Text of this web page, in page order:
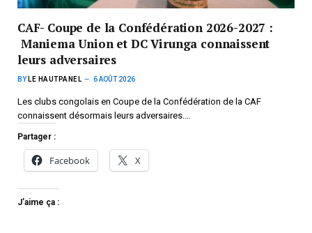
CAF- Coupe de la Confédération 2026-2027 :
Maniema Union et DC Virunga connaissent
leurs adversaires
BY LE HAUTPANEL 6 AOÛT 2026
Les clubs congolais en Coupe de la Confédération de la CAF
connaissent désormais leurs adversaires.…
Partager :
Facebook X
J’aime ça :